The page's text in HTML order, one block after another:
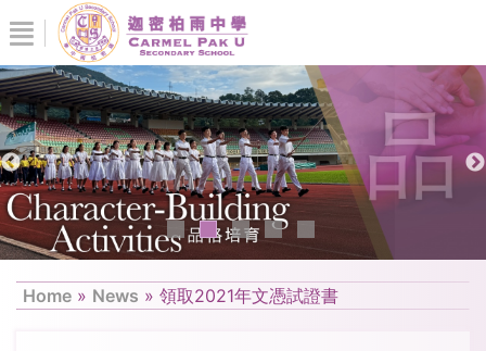
Home » News » 領取2021年文憑試證書